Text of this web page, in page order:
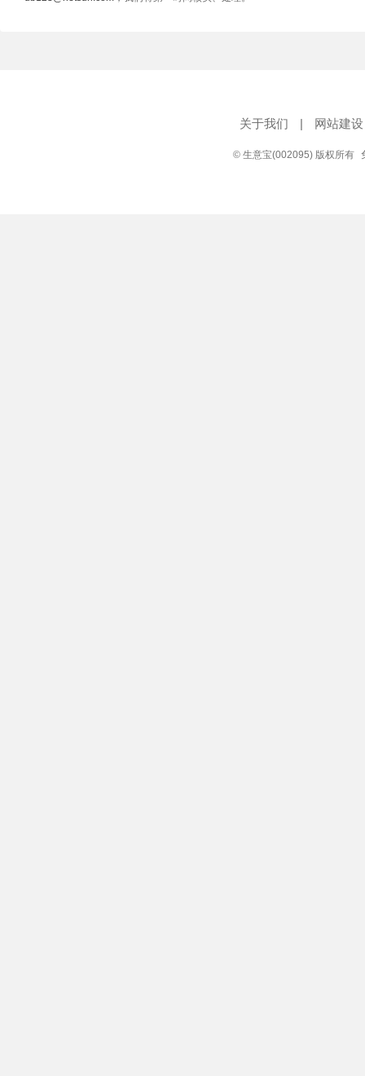
关于我们 | 网站建设
© 生意宝(002095) 版权所有